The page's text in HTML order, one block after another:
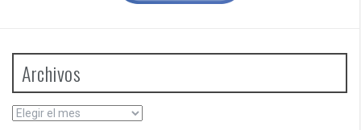
Archivos
Archivos